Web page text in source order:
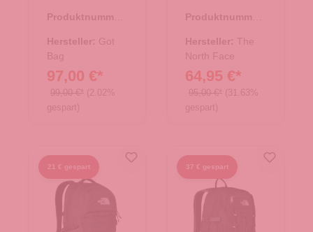
Produktnummer:
Hersteller: Got
Bag
97,00 €*
99,00 €* (2.02%
gespart)
Produktnummer:
Hersteller: The
North Face
64,95 €*
95,00 €* (31.63%
gespart)
21 € gespart 37 € gespart